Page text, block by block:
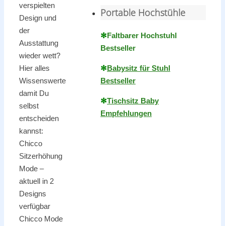
verspielten
Design und
der
Ausstattung
wieder wett?
Hier alles
Wissenswerte
damit Du
selbst
entscheiden
kannst:
Chicco
Sitzerhöhung
Mode –
aktuell in 2
Designs
verfügbar
Chicco Mode
Portable Hochstühle
✻Faltbarer Hochstuhl
Bestseller
✻Babysitz für Stuhl
Bestseller
✻Tischsitz Baby
Empfehlungen